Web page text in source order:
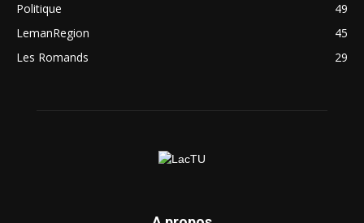
Politique
49
LemanRegion
45
Les Romands
29